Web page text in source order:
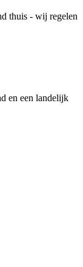
thuis - wij regelen
en een landelijk